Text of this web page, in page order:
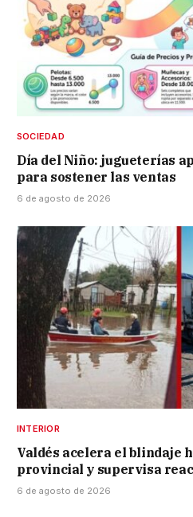
SOCIEDAD
Día del Niño: jugueterías
para sostener las ventas
6 de agosto de 2026
INTERIOR
Valdés acelera el blindaje
provincial y supervisa
6 de agosto de 2026